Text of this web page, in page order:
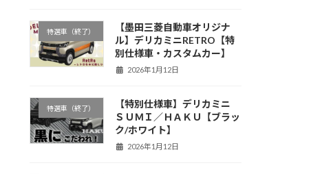
特選車（終了）
【墨田三菱自動車オリジナ
ル】デリカミニRETRO【特
別仕様車・カスタムカー】
2026年1月12日
特選車（終了）
【特別仕様車】デリカミニ
ＳＵＭＩ／ＨＡＫＵ【ブラッ
ク/ホワイト】
2026年1月12日